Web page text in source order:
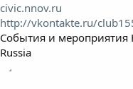
civic.nnov.ru
http://vkontakte.ru/
События и мероприятия
Russia